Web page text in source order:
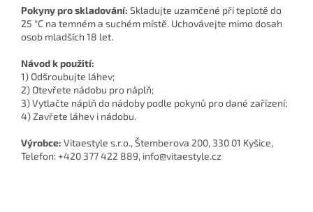
Pokyny pro skladování: Skladujte uzamčené při teplotě do
25 °C na temném a suchém místě. Uchovávejte mimo dosah
osob mladších 18 let.
Návod k použití:
1) Odšroubujte láhev;
2) Otevřete nádobu pro náplň;
3) Vytlačte náplň do nádoby podle pokynů pro dané zařízení;
4) Zavřete láhev i nádobu.
Výrobce: Vitaestyle s.r.o., Štemberova 200, 330 01 Kyšice,
Telefon: +420 377 422 889, info@vitaestyle.cz